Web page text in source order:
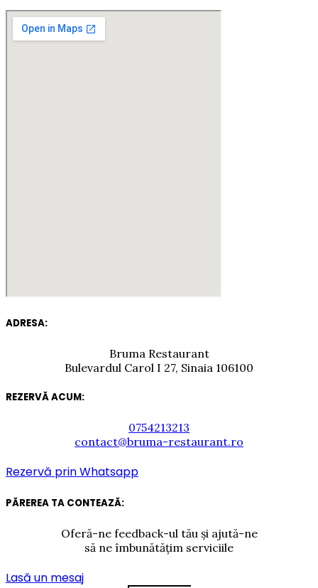
ADRESA:
Bruma Restaurant
Bulevardul Carol I 27, Sinaia 106100
REZERVĂ ACUM:
0754213213
contact@bruma-restaurant.ro
Rezervă prin Whatsapp
PĂREREA TA CONTEAZĂ:
Oferă-ne feedback-ul tău și ajută-ne
să ne îmbunătățim serviciile
Lasă un mesaj